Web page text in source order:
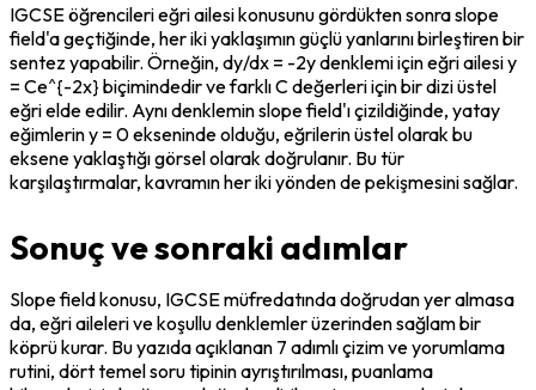
IGCSE öğrencileri eğri ailesi konusunu gördükten sonra slope
field'a geçtiğinde, her iki yaklaşımın güçlü yanlarını birleştiren bir
sentez yapabilir. Örneğin, dy/dx = -2y denklemi için eğri ailesi y
= Ce^{-2x} biçimindedir ve farklı C değerleri için bir dizi üstel
eğri elde edilir. Aynı denklemin slope field'ı çizildiğinde, yatay
eğimlerin y = 0 ekseninde olduğu, eğrilerin üstel olarak bu
eksene yaklaştığı görsel olarak doğrulanır. Bu tür
karşılaştırmalar, kavramın her iki yönden de pekişmesini sağlar.
Sonuç ve sonraki adımlar
Slope field konusu, IGCSE müfredatında doğrudan yer almasa
da, eğri aileleri ve koşullu denklemler üzerinden sağlam bir
köprü kurar. Bu yazıda açıklanan 7 adımlı çizim ve yorumlama
rutini, dört temel soru tipinin ayrıştırılması, puanlama